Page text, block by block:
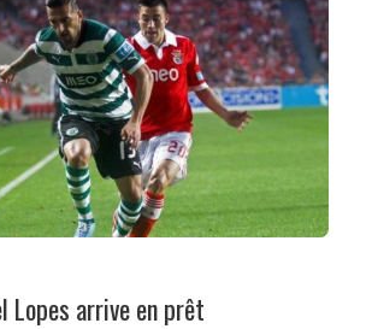
Lopes arrive en prêt